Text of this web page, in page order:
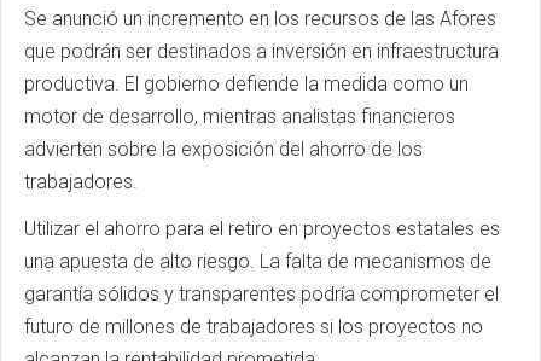
Se anunció un incremento en los recursos de las Afores
que podrán ser destinados a inversión en infraestructura
productiva. El gobierno defiende la medida como un
motor de desarrollo, mientras analistas financieros
advierten sobre la exposición del ahorro de los
trabajadores.
Utilizar el ahorro para el retiro en proyectos estatales es
una apuesta de alto riesgo. La falta de mecanismos de
garantía sólidos y transparentes podría comprometer el
futuro de millones de trabajadores si los proyectos no